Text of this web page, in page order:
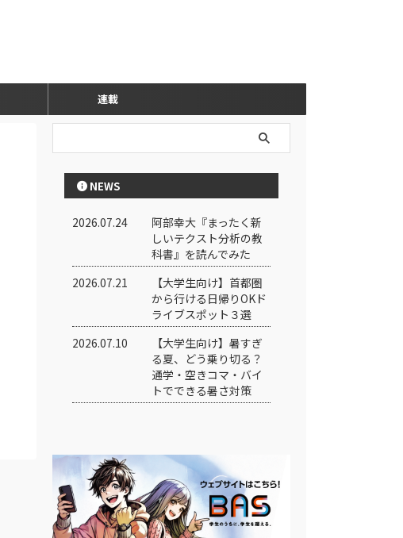
連載
NEWS
2026.07.24
阿部幸大『まったく新
しいテクスト分析の教
科書』を読んでみた
2026.07.21
【大学生向け】首都圏
から行ける日帰りOKド
ライブスポット３選
2026.07.10
【大学生向け】暑すぎ
る夏、どう乗り切る？
通学・空きコマ・バイ
トでできる暑さ対策